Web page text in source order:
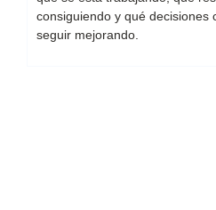
consiguiendo y qué decisiones
seguir mejorando.